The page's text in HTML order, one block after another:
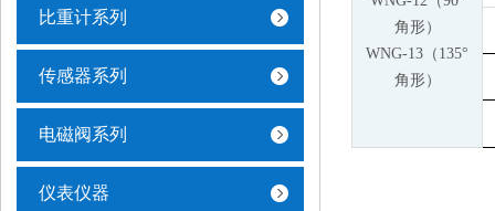
比重计系列
传感器系列
电磁阀系列
仪表仪器
角形）
WNG-13（135°
角形）